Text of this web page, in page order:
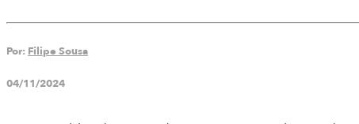
Por: Filipe Sousa
04/11/2024